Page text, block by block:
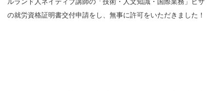
ルランド人ネイティブ講師の「技術・人文知識・国際業務」ビザ
の就労資格証明書交付申請をし、無事に許可をいただきました！